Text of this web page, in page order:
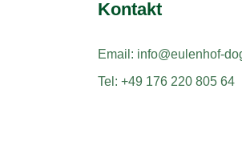
Kontakt
Email: info@eulenhof-
Tel: +49 176 220 805 64